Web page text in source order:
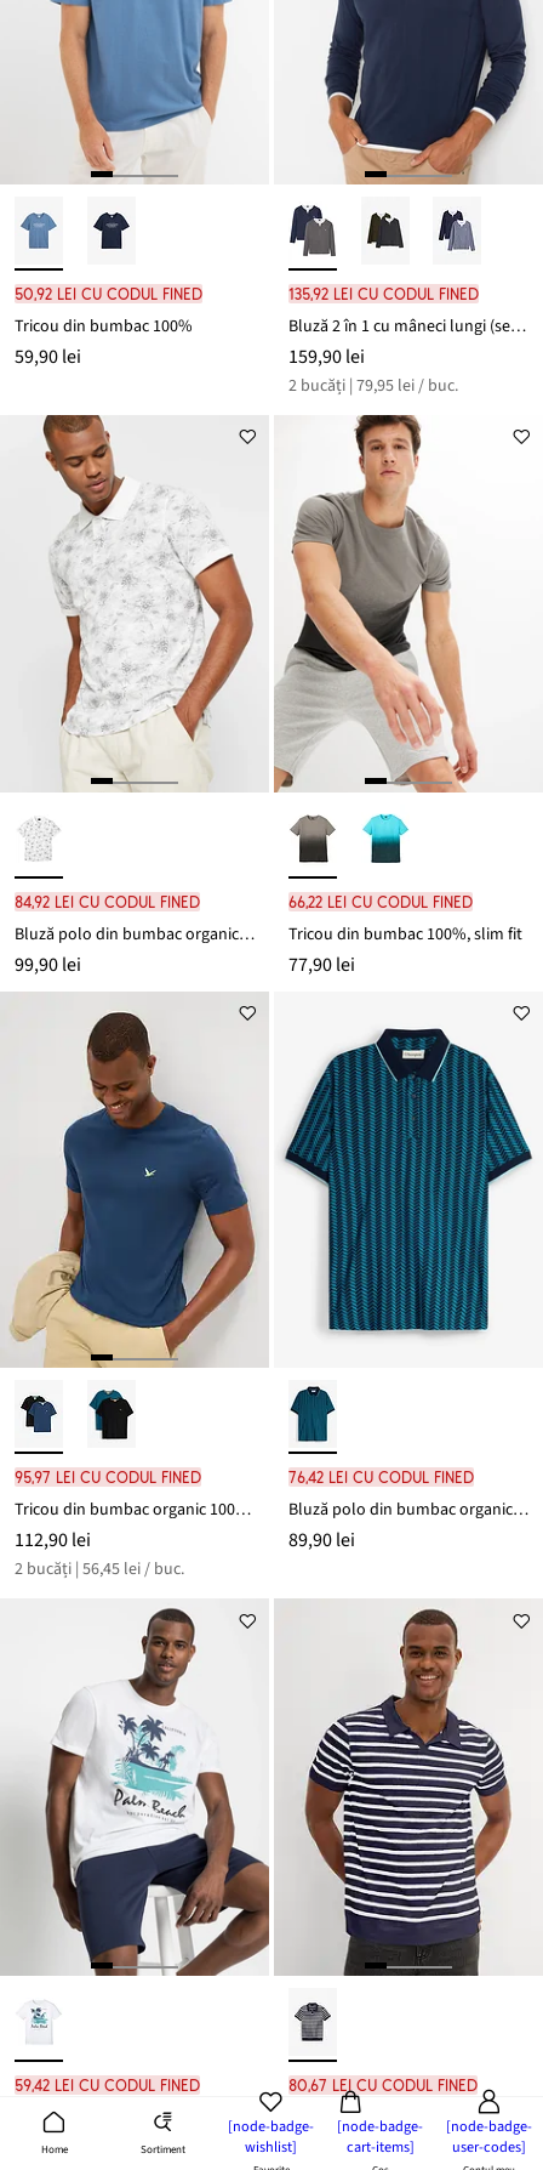
Home Sortiment
[node-badge-
wishlist]
[node-badge-
cart-items]
[node-badge-
user-codes]
50,92 lei cu codul FINED
Tricou din bumbac 100%
59,90 lei
135,92 lei cu codul FINED
Bluză 2 în 1 cu mâneci lungi (set/2 buc.)
159,90 lei
2 bucăți | 79,95 lei / buc.
84,92 lei cu codul FINED
Bluză polo din bumbac organic 100%
99,90 lei
66,22 lei cu codul FINED
Tricou din bumbac 100%, slim fit
77,90 lei
95,97 lei cu codul FINED
Tricou din bumbac organic 100% (set/2 buc,)
112,90 lei
2 bucăți | 56,45 lei / buc.
76,42 lei cu codul FINED
Bluză polo din bumbac organic 100% cu model grafic
89,90 lei
59,42 lei cu codul FINED
Tricou din bumbac organic 100%
69,90 lei
80,67 lei cu codul FINED
Bluză polo cu bumbac organic
94,90 lei